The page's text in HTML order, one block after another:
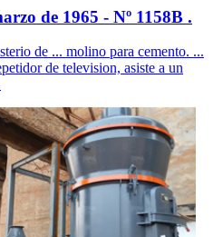
de 1965 - Nº 1158B .
de ... molino para cemento. ...
de television, asiste a un